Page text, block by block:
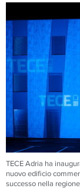
TECEAdria ha
nuovo edificio
successo nella